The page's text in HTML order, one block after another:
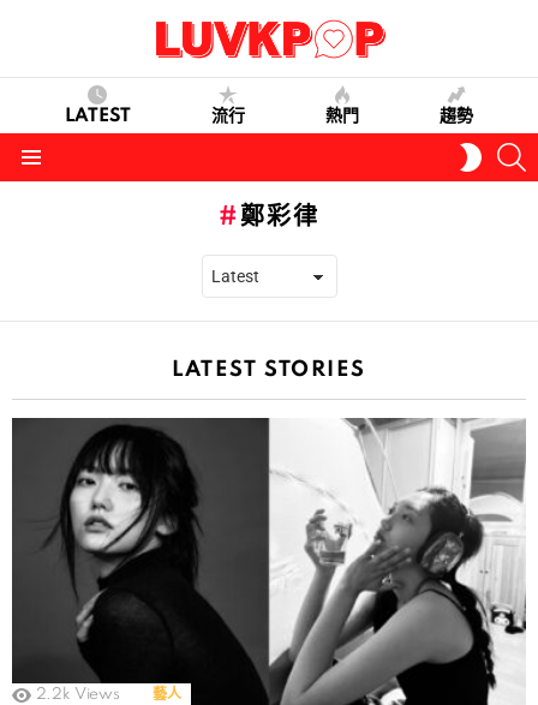
LATEST 流行 熱門 趨勢
SKIN
鄭彩律
LATEST STORIES
2.2k Views 藝人